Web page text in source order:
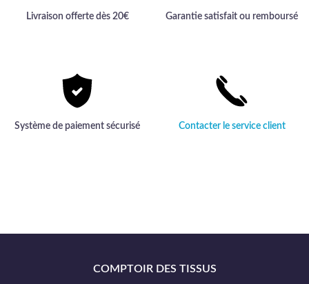
Livraison offerte dès 20€ Garantie satisfait ou remboursé
Système de paiement sécurisé Contacter le service client
COMPTOIR DES TISSUS